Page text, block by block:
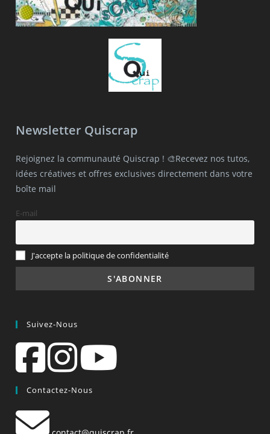
Newsletter Quiscrap
Rejoignez la communauté Quiscrap ! 🎨Recevez nos tutos,
idées créatives et offres exclusives directement dans votre
boîte mail
E-mail
J'accepte la politique de confidentialité
Suivez-Nous
Contactez-Nous